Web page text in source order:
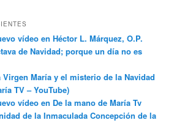
vídeo en Héctor L. Márquez, O.P.
de Navidad; porque un día no es
Virgen María y el misterio de la Navidad
TV – YouTube)
vídeo en De la mano de María Tv
de la Inmaculada Concepción de la